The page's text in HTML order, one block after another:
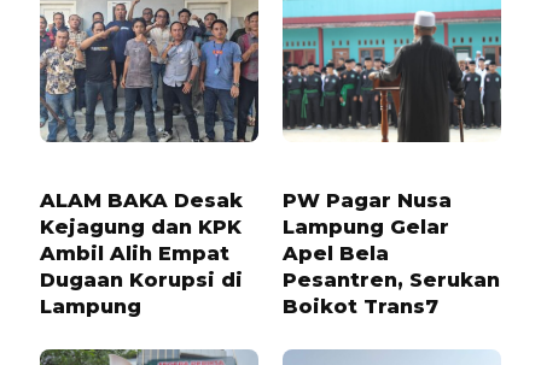
ALAM BAKA Desak
Kejagung dan KPK
Ambil Alih Empat
Dugaan Korupsi di
Lampung
PW Pagar Nusa
Lampung Gelar
Apel Bela
Pesantren, Serukan
Boikot Trans7